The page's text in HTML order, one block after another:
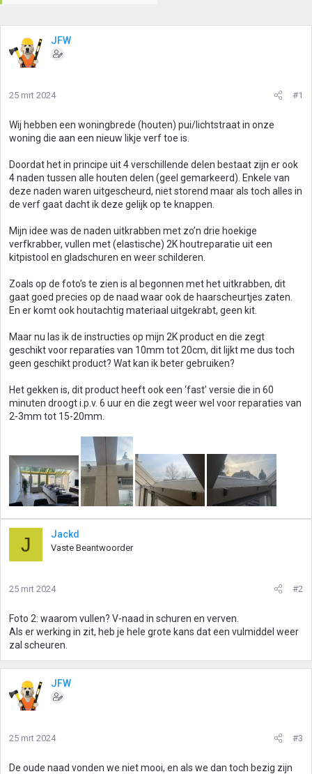
JFW
25 mrt 2024 #1
Wij hebben een woningbrede (houten) pui/lichtstraat in onze
woning die aan een nieuw likje verf toe is.
Doordat het in principe uit 4 verschillende delen bestaat zijn er ook
4 naden tussen alle houten delen (geel gemarkeerd). Enkele van
deze naden waren uitgescheurd, niet storend maar als toch alles in
de verf gaat dacht ik deze gelijk op te knappen.
Mijn idee was de naden uitkrabben met zo’n drie hoekige
verfkrabber, vullen met (elastische) 2K houtreparatie uit een
kitpistool en gladschuren en weer schilderen.
Zoals op de foto’s te zien is al begonnen met het uitkrabben, dit
gaat goed precies op de naad waar ook de haarscheurtjes zaten.
En er komt ook houtachtig materiaal uitgekrabt, geen kit.
Maar nu las ik de instructies op mijn 2K product en die zegt
geschikt voor reparaties van 10mm tot 20cm, dit lijkt me dus toch
geen geschikt product? Wat kan ik beter gebruiken?
Het gekken is, dit product heeft ook een ‘fast’ versie die in 60
minuten droogt i.p.v. 6 uur en die zegt weer wel voor reparaties van
2-3mm tot 15-20mm.
J Jackd
Vaste Beantwoorder
25 mrt 2024 #2
Foto 2: waarom vullen? V-naad in schuren en verven.
Als er werking in zit, heb je hele grote kans dat een vulmiddel weer
zal scheuren.
JFW
25 mrt 2024 #3
De oude naad vonden we niet mooi, en als we dan toch bezig zijn